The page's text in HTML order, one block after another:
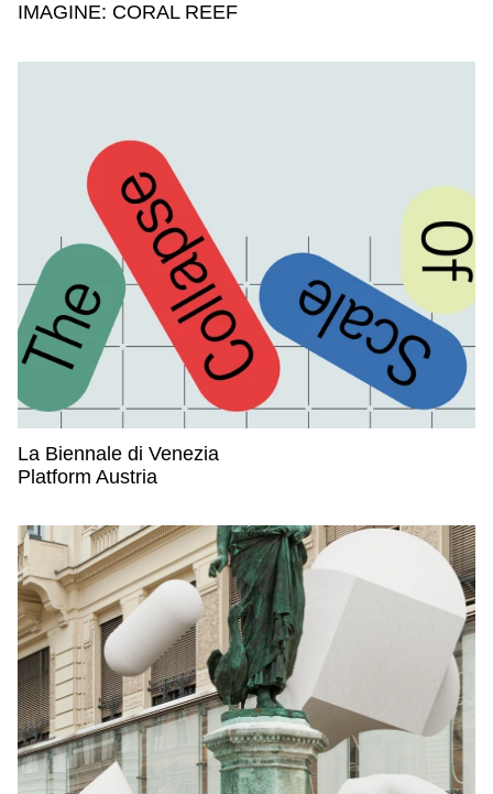
EOOS,
IMAGINE: CORAL REEF
La Biennale di Venezia
La Biennale di Venezia,
Platform Austria